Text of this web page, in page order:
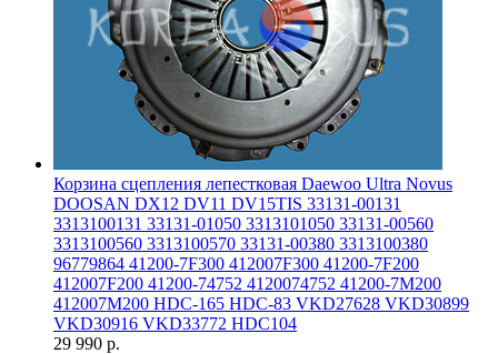
Корзина сцепления лепестковая Daewoo Ultra Novus
DOOSAN DX12 DV11 DV15TIS 33131-00131
3313100131 33131-01050 3313101050 33131-00560
3313100560 3313100570 33131-00380 3313100380
96779864 41200-7F300 412007F300 41200-7F200
412007F200 41200-74752 4120074752 41200-7M200
412007M200 HDC-165 HDC-83 VKD27628 VKD30899
VKD30916 VKD33772 HDC104
29 990 р.